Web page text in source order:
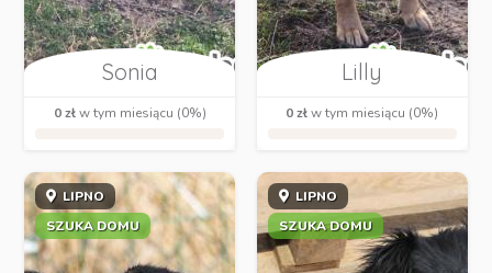
Sonia
0 złw tym miesiącu (0%)
Lilly
0 złw tym miesiącu (0%)
LIPNO
SZUKA DOMU
LIPNO
SZUKA DOMU